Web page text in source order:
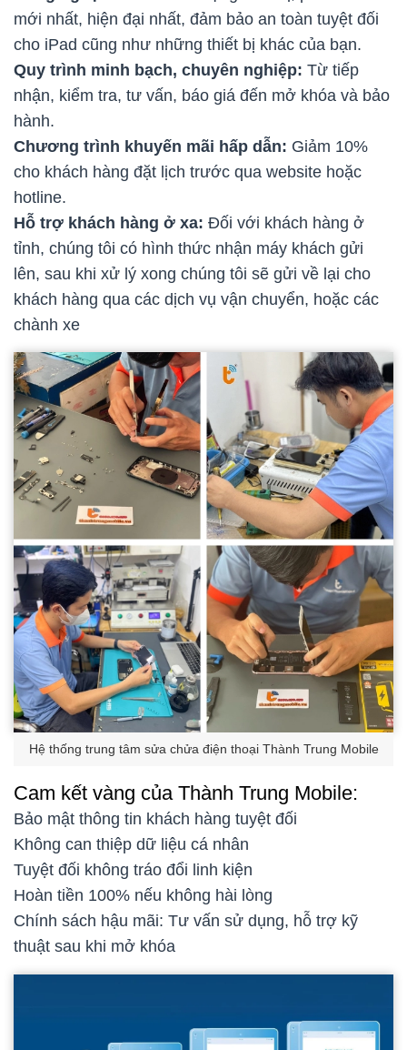
mới nhất, hiện đại nhất, đảm bảo an toàn tuyệt đối
cho iPad cũng như những thiết bị khác của bạn.
Quy trình minh bạch, chuyên nghiệp: Từ tiếp
nhận, kiểm tra, tư vấn, báo giá đến mở khóa và bảo
hành.
Chương trình khuyến mãi hấp dẫn: Giảm 10%
cho khách hàng đặt lịch trước qua website hoặc
hotline.
Hỗ trợ khách hàng ở xa: Đối với khách hàng ở
tỉnh, chúng tôi có hình thức nhận máy khách gửi
lên, sau khi xử lý xong chúng tôi sẽ gửi về lại cho
khách hàng qua các dịch vụ vận chuyển, hoặc các
chành xe
Hệ thống trung tâm sửa chửa điện thoại Thành Trung Mobile
Cam kết vàng của Thành Trung Mobile:
Bảo mật thông tin khách hàng tuyệt đối
Không can thiệp dữ liệu cá nhân
Tuyệt đối không tráo đổi linh kiện
Hoàn tiền 100% nếu không hài lòng
Chính sách hậu mãi: Tư vấn sử dụng, hỗ trợ kỹ
thuật sau khi mở khóa